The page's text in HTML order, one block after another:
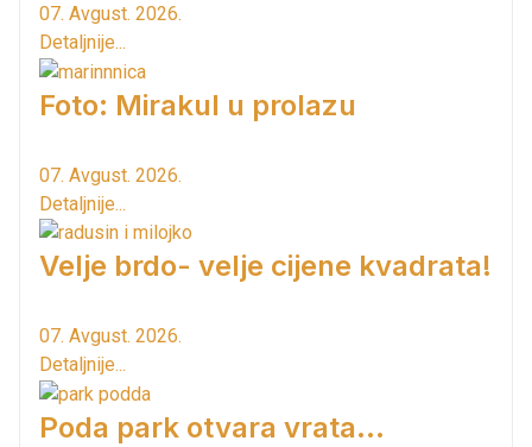
07. Avgust. 2026.
Detaljnije...
Foto: Mirakul u prolazu
07. Avgust. 2026.
Detaljnije...
Velje brdo- velje cijene kvadrata!
07. Avgust. 2026.
Detaljnije...
Poda park otvara vrata...